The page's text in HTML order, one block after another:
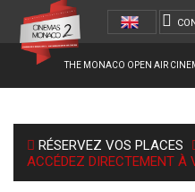
THE MONACO OPEN AIR
RÉSERVEZ VOS PLACES
ACCÉDEZ DIRECTEMENT À